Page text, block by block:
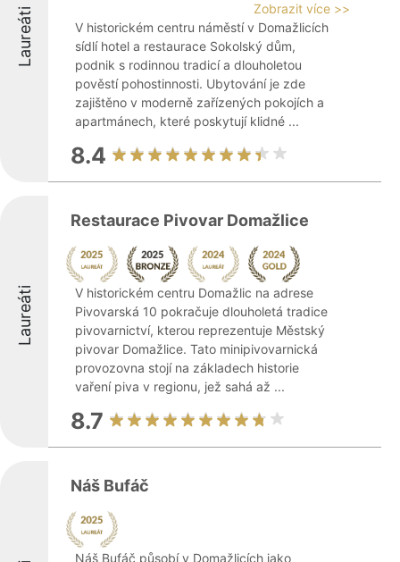
Laureáti
Zobrazit více >>
V historickém centru náměstí v Domažlicích
sídlí hotel a restaurace Sokolský dům,
podnik s rodinnou tradicí a dlouholetou
pověstí pohostinnosti. Ubytování je zde
zajištěno v moderně zařízených pokojích a
apartmánech, které poskytují klidné ...
8.4
Laureáti
Restaurace Pivovar Domažlice
V historickém centru Domažlic na adrese
Pivovarská 10 pokračuje dlouholetá tradice
pivovarnictví, kterou reprezentuje Městský
pivovar Domažlice. Tato minipivovarnická
provozovna stojí na základech historie
vaření piva v regionu, jež sahá až ...
8.7
Náš Bufáč
Náš Bufáč působí v Domažlicích jako